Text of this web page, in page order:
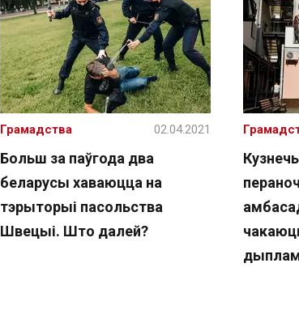
Больш за паўгода два
беларусы хаваюцца на
тэрыторыі пасольства
Швецыі. Што далей?
Грамадства 02.04.2021